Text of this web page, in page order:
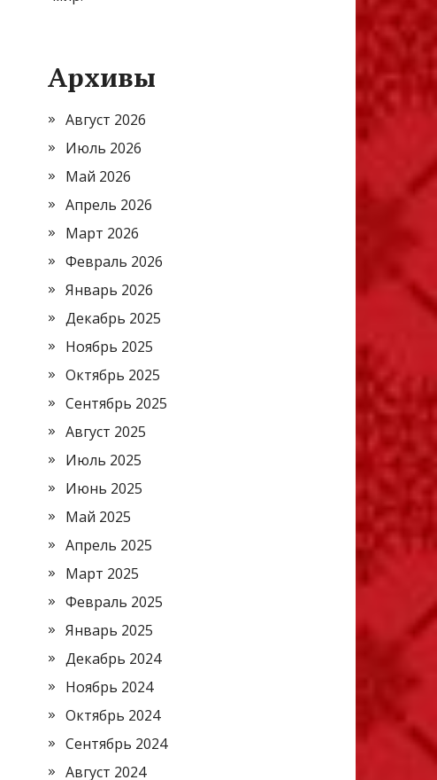
Архивы
Август 2026
Июль 2026
Май 2026
Апрель 2026
Март 2026
Февраль 2026
Январь 2026
Декабрь 2025
Ноябрь 2025
Октябрь 2025
Сентябрь 2025
Август 2025
Июль 2025
Июнь 2025
Май 2025
Апрель 2025
Март 2025
Февраль 2025
Январь 2025
Декабрь 2024
Ноябрь 2024
Октябрь 2024
Сентябрь 2024
Август 2024